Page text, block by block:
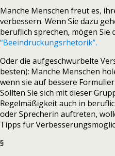
Manche Menschen freut es,
verbessern. Wenn Sie dazu
beruflich sprechen, mögen Sie
“Beeindruckungsrhetorik”.
Oder die aufgeschwurbelte
besten): Manche Menschen
wenn sie auf bessere
Sollten Sie sich mit dieser
Regelmäßigkeit auch in
oder Sprecherin auftreten,
Tipps für
§